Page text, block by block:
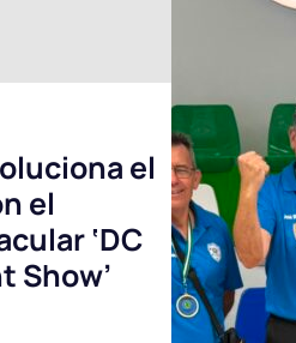
el
el
‘DC
Show’